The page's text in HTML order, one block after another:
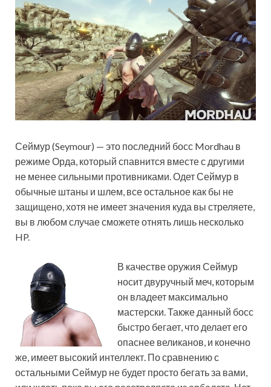
Сеймур (Seymour) — это последний босс Mordhau в
режиме Орда, который спавнится вместе с другими
не менее сильными противниками. Одет Сеймур в
обычные штаны и шлем, все остальное как бы не
защищено, хотя не имеет значения куда вы стреляете,
вы в любом случае сможете отнять лишь несколько
HP.
В качестве оружия Сеймур
носит двуручный меч, которым
он владеет максимально
мастерски. Также данный босс
быстро бегает, что делает его
опаснее великанов, и конечно
же, имеет высокий интеллект. По сравнению с
остальными Сеймур не будет просто бегать за вами,